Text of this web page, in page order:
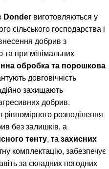
Donder виготовляються у
сільського господарства і
добрив з
та при мінімальних
обробка та порошкова
довговічність
захищають
добрив.
розподілення
без залишків, а
тенту, та захисних
комплектацію, забезпечує
за складних погодних